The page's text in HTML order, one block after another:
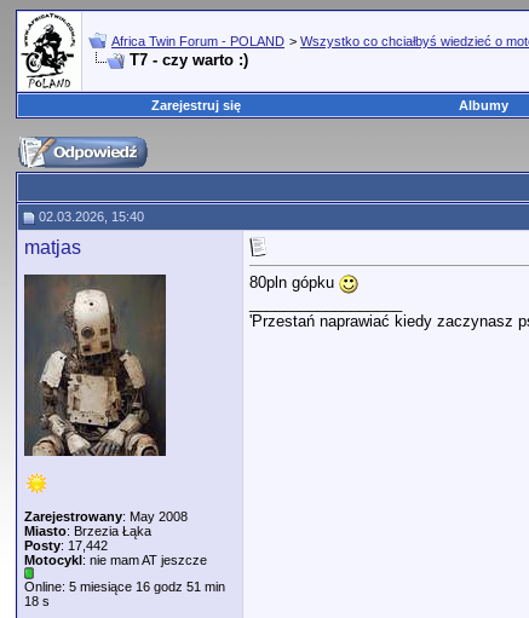
Africa Twin Forum - POLAND > Wszystko co chciałbyś wiedzieć o
T7 - czy warto :)
Zarejestruj się Albumy
02.03.2026, 15:40
matjas
Zarejestrowany: May 2008
Miasto: Brzezia Łąka
Posty: 17,442
Motocykl: nie mam AT jeszcze
Online: 5 miesiące 16 godz 51 min
18 s
80pln gópku
'Przestań naprawiać kiedy zaczynasz